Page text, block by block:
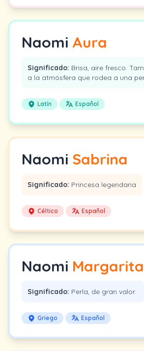
Naomi Aura
Significado: Brisa, aire fresco.
a la atmósfera que rodea a una
Latín Español
Naomi Sabrina
Significado: Princesa legendaria
Céltico Español
Naomi Margarita
Significado: Perla, de gran valor.
Griego Español